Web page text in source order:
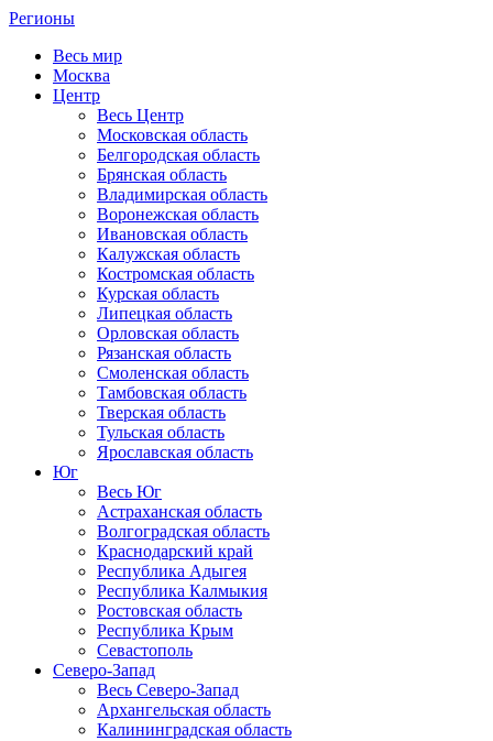
Регионы
Весь мир
Москва
Центр
Весь Центр
Московская область
Белгородская область
Брянская область
Владимирская область
Воронежская область
Ивановская область
Калужская область
Костромская область
Курская область
Липецкая область
Орловская область
Рязанская область
Смоленская область
Тамбовская область
Тверская область
Тульская область
Ярославская область
Юг
Весь Юг
Астраханская область
Волгоградская область
Краснодарский край
Республика Адыгея
Республика Калмыкия
Ростовская область
Республика Крым
Севастополь
Северо-Запад
Весь Северо-Запад
Архангельская область
Калининградская область